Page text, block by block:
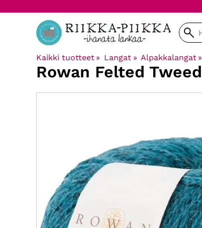
Kaikki tuotteet ‪» Langat ‪» Alpakkalangat ‪»
Rowan Felted Tweed